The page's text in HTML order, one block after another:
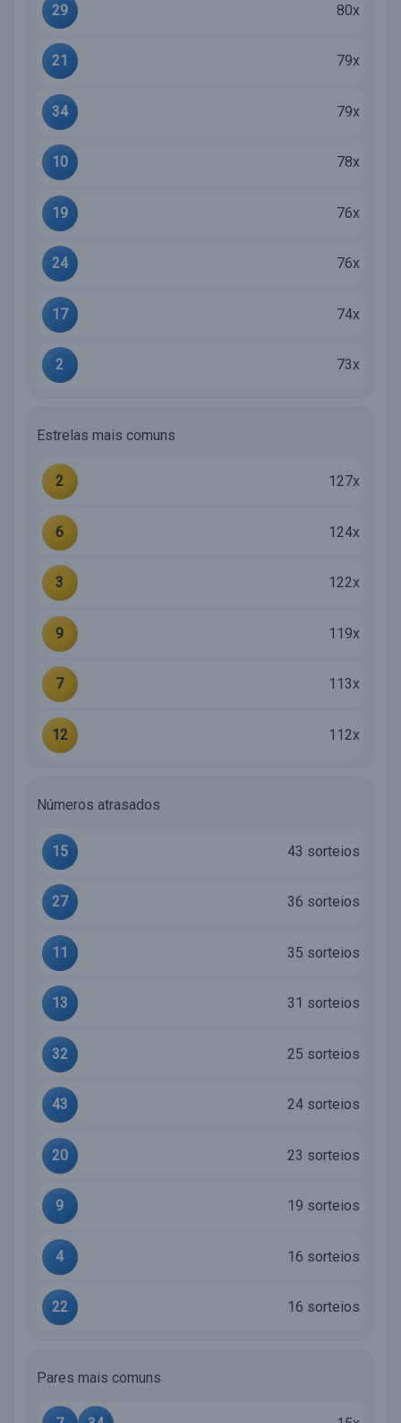
29 80x
21 79x
34 79x
10 78x
19 76x
24 76x
17 74x
2 73x
Estrelas mais comuns
2 127x
6 124x
3 122x
9 119x
7 113x
12 112x
Números atrasados
15 43 sorteios
27 36 sorteios
11 35 sorteios
13 31 sorteios
32 25 sorteios
43 24 sorteios
20 23 sorteios
9 19 sorteios
4 16 sorteios
22 16 sorteios
Pares mais comuns